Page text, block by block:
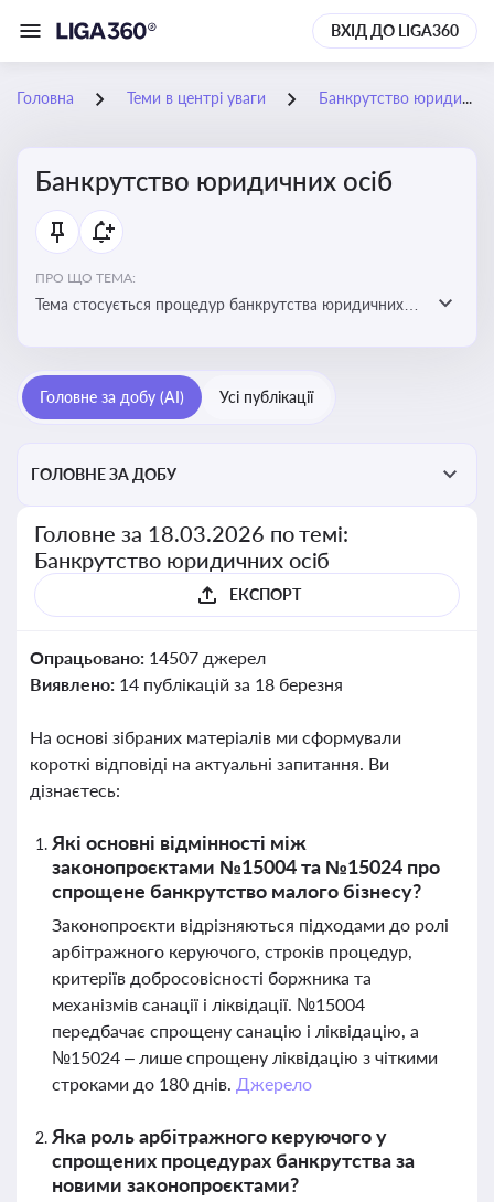
ВХІД ДО LIGA360
Головна Теми в центрі уваги Банкрутство юридичних осіб
Банкрутство юридичних осіб
ПРО ЩО ТЕМА:
Тема стосується процедур банкрутства юридичних
Головне за добу (AI) Усі публікації
ГОЛОВНЕ ЗА ДОБУ
Головне за 18.03.2026 по темі:
Банкрутство юридичних осіб
ЕКСПОРТ
Опрацьовано: 14507 джерел
Виявлено: 14 публікацій за 18 березня
На основі зібраних матеріалів ми сформували
короткі відповіді на актуальні запитання. Ви
дізнаєтесь:
Які основні відмінності між
законопроєктами №15004 та №15024 про
спрощене банкрутство малого бізнесу?
Законопроєкти відрізняються підходами до ролі
арбітражного керуючого, строків процедур,
критеріїв добросовісності боржника та
механізмів санації і ліквідації. №15004
передбачає спрощену санацію і ліквідацію, а
№15024 – лише спрощену ліквідацію з чіткими
строками до 180 днів. Джерело
Яка роль арбітражного керуючого у
спрощених процедурах банкрутства за
новими законопроєктами?